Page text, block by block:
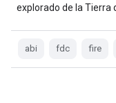
explorado de la Tierra
abi fdc fire